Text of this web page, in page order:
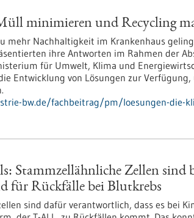
minimieren und Recycling
mehr Nachhaltigkeit im Krankenhaus
ihre Antworten im Rahmen der
für Umwelt, Klima und
Entwicklung von Lösungen zur Verfügung,
bw.de/fachbeitrag/pm/loesungen-die-
Stammzellähnliche Zellen sind
für Rückfälle bei Blutkrebs
sind dafür verantwortlich, dass es bei